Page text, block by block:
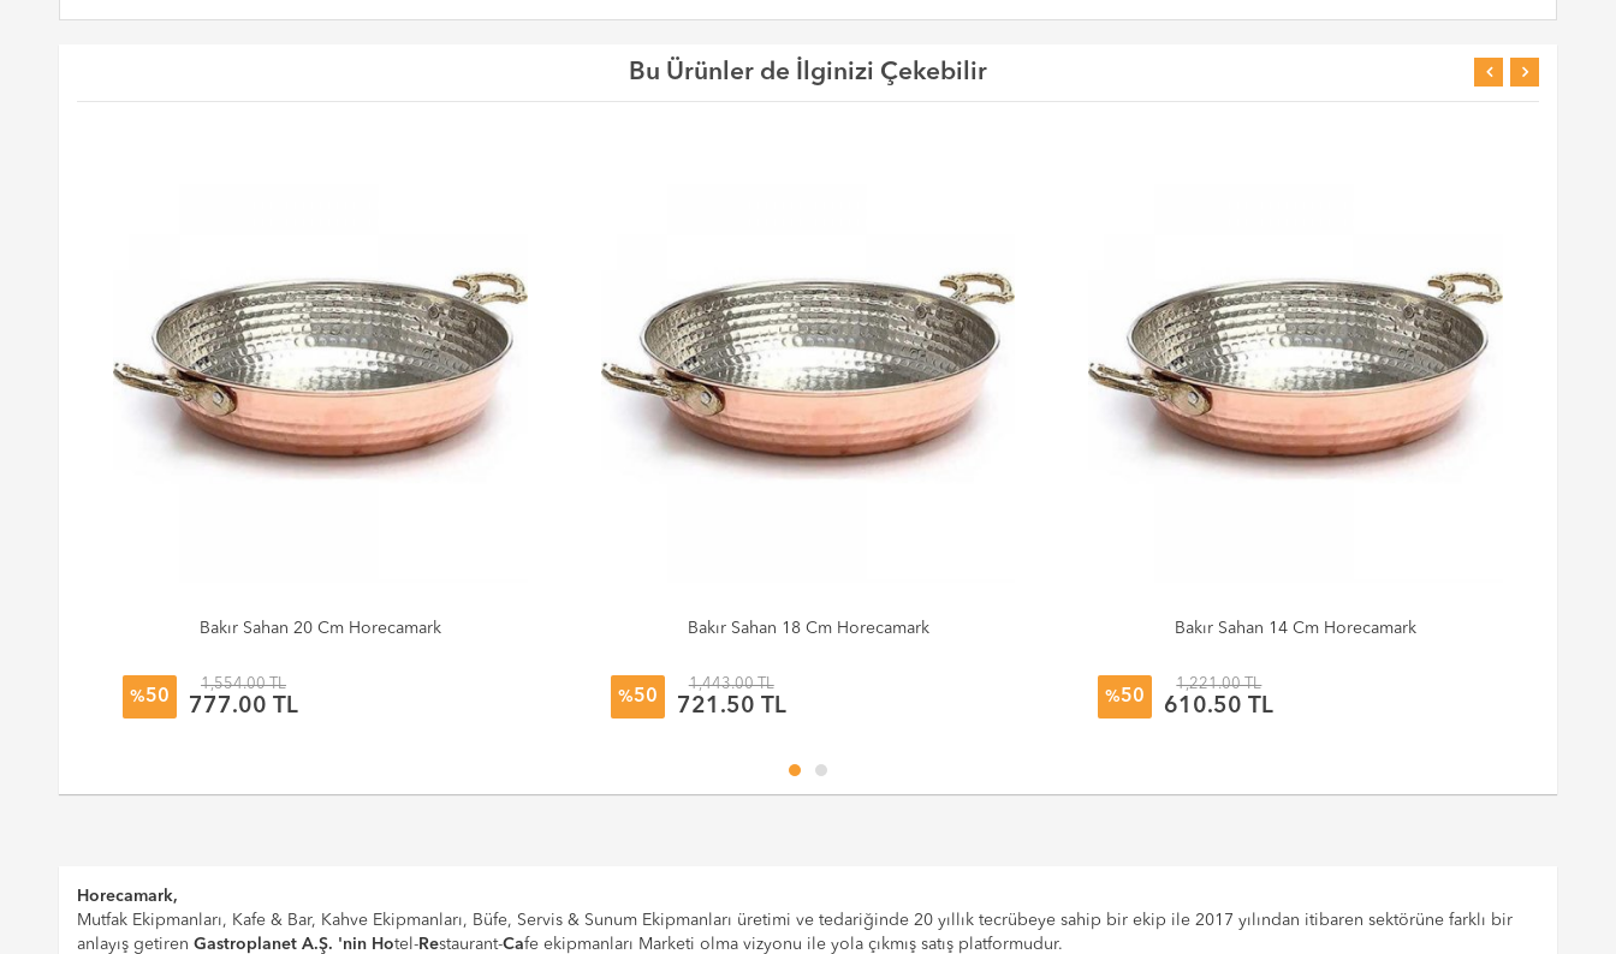
Bu Ürünler de İlginizi Çekebilir
Bakır Sahan 20 Cm Horecamark
%50
1,554.00 TL
777.00 TL
Bakır Sahan 18 Cm Horecamark
%50
1,443.00 TL
721.50 TL
Bakır Sahan 14 Cm Horecamark
%50
1,221.00 TL
610.50 TL
Horecamark,
Mutfak Ekipmanları, Kafe & Bar, Kahve Ekipmanları, Büfe, Servis & Sunum Ekipmanları üretimi ve tedariğinde 20 yıllık tecrübeye sahip bir ekip ile 2017 yılından itibaren sektörüne farklı bir
anlayış getiren Gastroplanet A.Ş. 'nin Hotel-Restaurant-Cafe ekipmanları Marketi olma vizyonu ile yola çıkmış satış platformudur.